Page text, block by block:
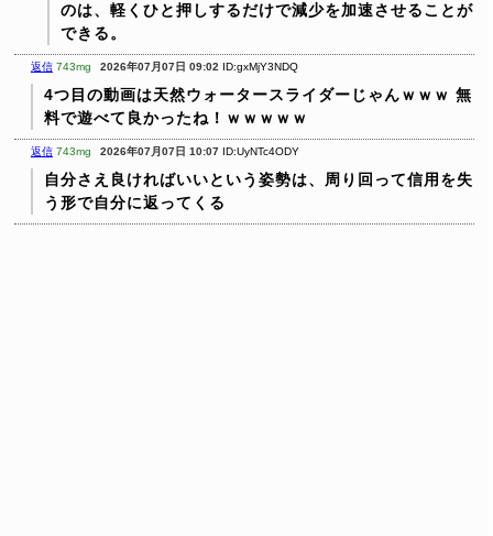
のは、軽くひと押しするだけで減少を加速させることが
できる。
返信 743mg 2026年07月07日 09:02 ID:gxMjY3NDQ
4つ目の動画は天然ウォータースライダーじゃんｗｗｗ 無
料で遊べて良かったね！ｗｗｗｗｗ
返信 743mg 2026年07月07日 10:07 ID:UyNTc4ODY
自分さえ良ければいいという姿勢は、周り回って信用を失
う形で自分に返ってくる